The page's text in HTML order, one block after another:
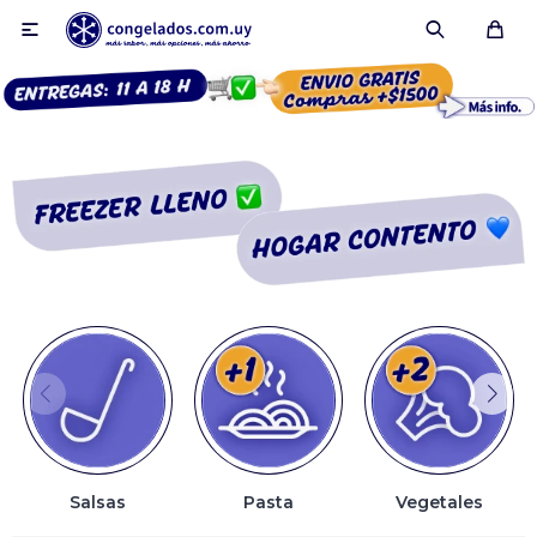

Salsas Pasta Vegetales
Smoothies
Fruta congelada
Pulpas
Pizzas